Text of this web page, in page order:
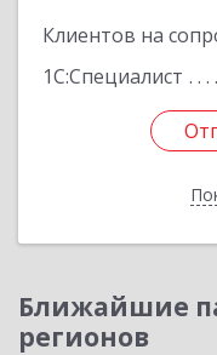
Клиентов на
1С:Специалист
Ближайшие
регионов